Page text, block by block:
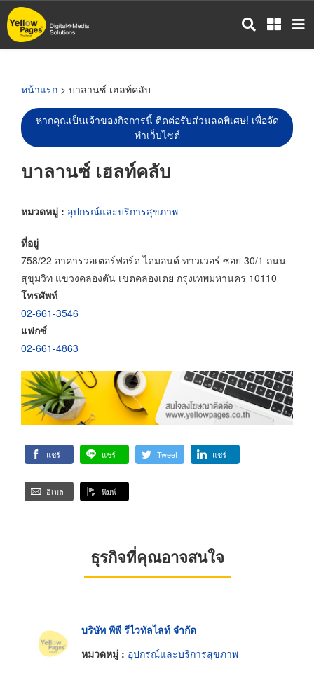
ข้าม
ไป
หน้าแรก > บาลานซ์ เฮลท์คลับ
หากคุณเป็นเจ้าของกิจการนี้ ติดต่อรับส่วนลดพิเศษ! เพื่อจัด
ทำเว็บไซต์
บาลานซ์ เฮลท์คลับ
หมวดหมู่ : อุปกรณ์และบริการสุขภาพ
ที่อยู่
758/22 อาคารวอเตอร์ฟอร์ด ไดมอนด์ ทาวเวอร์ ซอย 30/1 ถนน
สุขุมวิท แขวงคลองตัน เขตคลองเตย กรุงเทพมหานคร 10110
โทรศัพท์
02-661-3546
แฟกซ์
02-661-4863
แชร์ แชร์ Tweet แชร์
อีเมล พิมพ์
ธุรกิจที่คุณอาจสนใจ
บริษัท พีพี รีไวทัลไลท์ จำกัด
หมวดหมู่ : อุปกรณ์และบริการสุขภาพ